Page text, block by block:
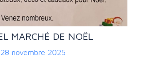
MARCHÉ DE NOËL
28 novembre 2025